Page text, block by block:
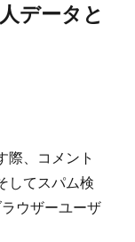
データと
際、コメント
してスパム検
ウザーユーザ